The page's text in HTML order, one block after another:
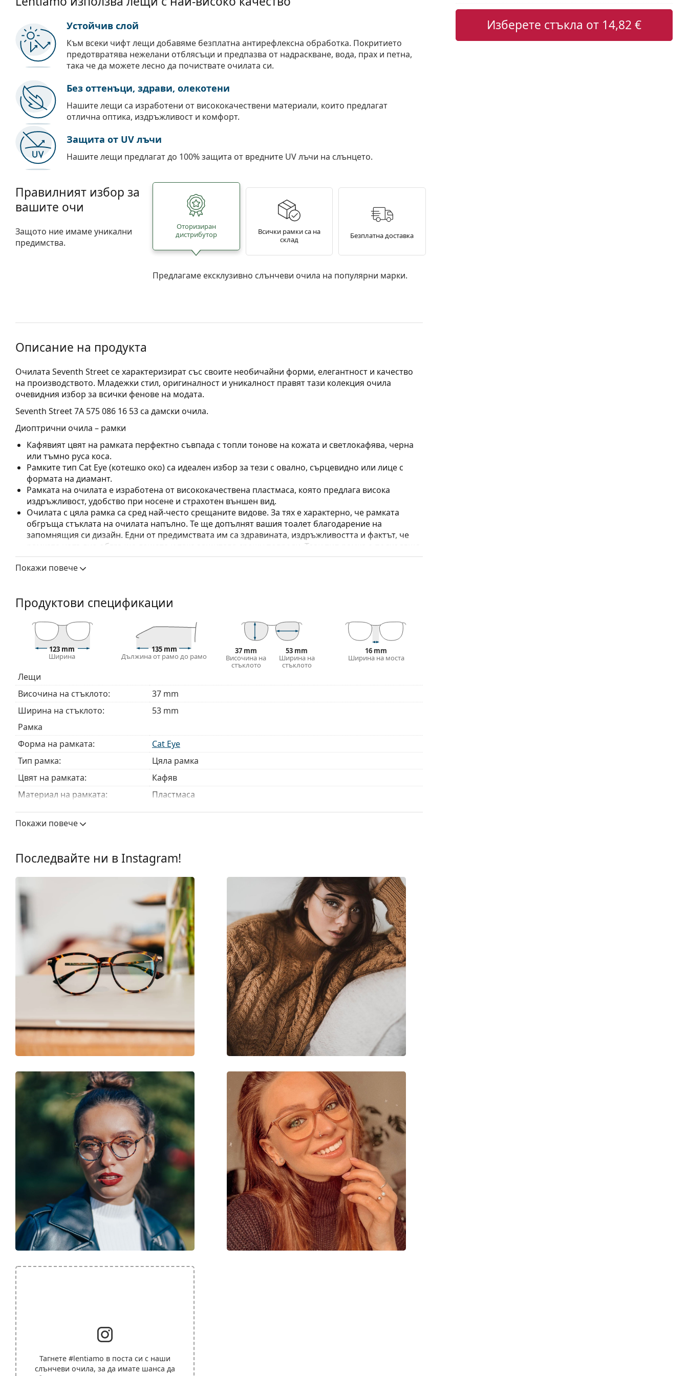
Изберете стъкла от 14,82 €
Устойчив слой
Към всеки чифт лещи добавяме безплатна антирефлексна обработка. Покритието
предотвратява нежелани отблясъци и предпазва от надраскване, вода, прах и петна,
така че да можете лесно да почиствате очилата си.
Без оттенъци, здрави, олекотени
Нашите лещи са изработени от висококачествени материали, които предлагат
отлична оптика, издръжливост и комфорт.
Защита от UV лъчи
Нашите лещи предлагат до 100% защита от вредните UV лъчи на слънцето.
Правилният избор за
вашите очи
Защото ние имаме уникални
предимства.
Oторизиран
дистрибутор
Всички рамки са на
склад
Безплатна доставка
Предлагаме ексклузивно слънчеви очила на популярни марки.
Описание на продукта
Очилата Seventh Street се характеризират със своите необичайни форми, елегантност и качество
на производството. Младежки стил, оригиналност и уникалност правят тази колекция очила
очевидния избор за всички фенове на модата.
Seventh Street 7A 575 086 16 53са дамски очила.
Диоптрични очила – рамки
Кафявият цвят на рамката перфектно съвпада с топли тонове на кожата и светлокафява, черна
или тъмно руса коса.
Рамките тип Cat Eye (котешко око) са идеален избор за тези с овално, сърцевидно или лице с
формата на диамант.
Рамката на очилата е изработена от висококачествена пластмаса, която предлага висока
издръжливост, удобство при носене и страхотен външен вид.
Очилата с цяла рамка са сред най-често срещаните видове. За тях е характерно, че рамката
обгръща стъклата на очилата напълно. Те ще допълнят вашия тоалет благодарение на
запомнящия си дизайн. Едни от предимствата им са здравината, издръжливостта и фактът, че
рамката напълно обгръща лещата и така защитава срещу повреди. Този тип рамка е подходяща
за всички лещи, включително тези с по-висока оптична мощност.
Флексибилните панти осигуряват на рамената по-широк спектър на движение – до над 90 °,
Аксесоари
Доставяме диоптричните очила в оригиналния им калъф/текстилна торбичка. Цветът на калъфа
или торбичката и дизайнът могат да варират.
Разгледайте пълната ни гамаочила, за да намерите повече модели или разгледайте нашето
ръководство за очила
, ако имате нужда от помощ с избора.
Това е медицинско устройство. Прочетете инструкциите преди употреба.
Покажи повече
Продуктови спецификации
123 mm
Ширина
135 mm
Дължина от рамо до рамо
37 mm
Височина на
стъклото
53 mm
Ширина на
стъклото
16 mm
Ширина на моста
Лещи
Височина на стъклото:
37 mm
Ширина на стъклото:
53 mm
Рамка
Форма на рамката:
Cat Eye
Тип рамка:
Цяла рамка
Цвят на рамката:
Кафяв
Материал на рамката:
Пластмаса
Размер:
S
Ширина:
Ширина на моста:
16 mm
Тегло:
115 гр.
Регулируеми подложки за нос:
Не
Клип-он:
Не
Аксесоари
Кутия:
Да
Кърпичка за почистване:
Не
Категория:
Диоптрични очила
Марка:
Seventh Street
Покажи повече
Последвайте ни в Instagram!
Тагнете #lentiamo в поста си с наши
слънчеви очила, за да имате шанса да